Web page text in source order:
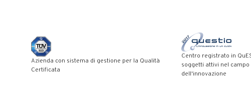
Azienda con sistema di gestione per la Qualità
Certificata
Centro registrato in
soggetti attivi nel
dell'innovazione